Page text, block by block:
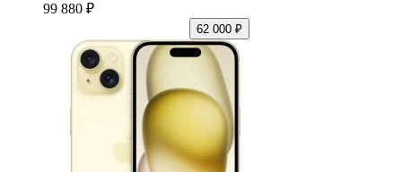
99 880 ₽
62 000 ₽